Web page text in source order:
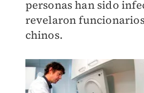
personas han sido
revelaron
chinos.